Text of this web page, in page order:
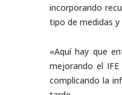
incorporando
tipo de medidas y
«Aquí hay que
mejorando el
complicando la